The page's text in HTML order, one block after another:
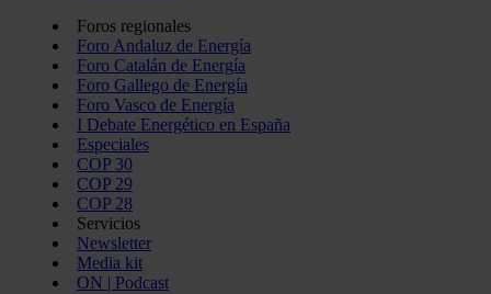
Foros regionales
Foro Andaluz de Energía
Foro Catalán de Energía
Foro Gallego de Energía
Foro Vasco de Energía
I Debate Energético en España
Especiales
COP 30
COP 29
COP 28
Servicios
Newsletter
Media kit
ON | Podcast